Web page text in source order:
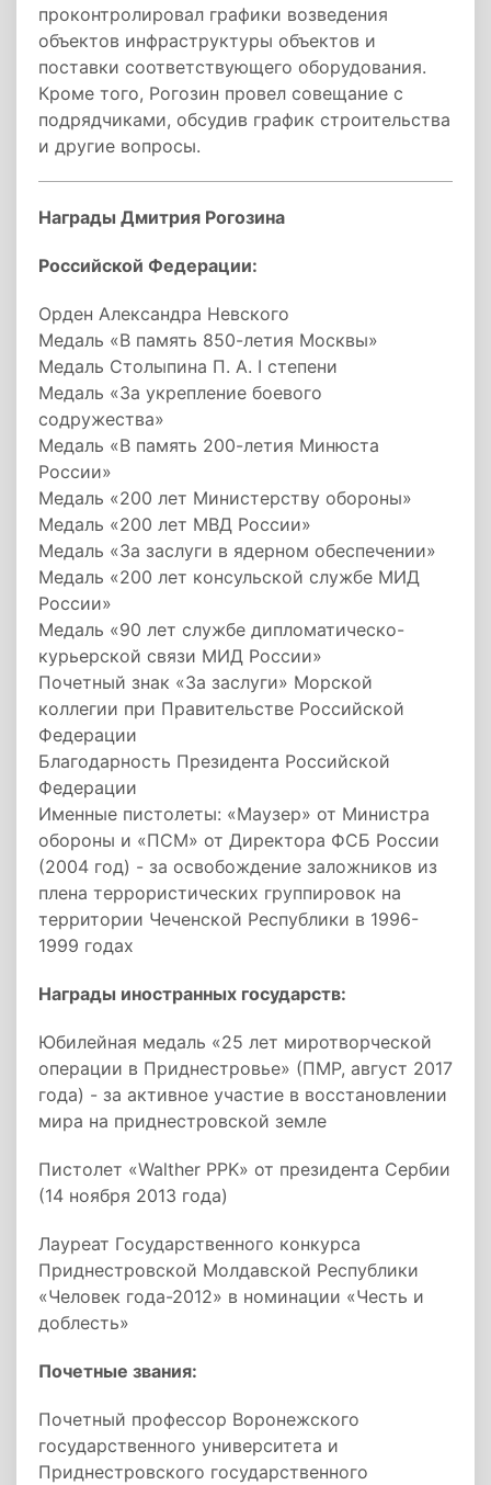
проконтролировал графики возведения
объектов инфраструктуры объектов и
поставки соответствующего оборудования.
Кроме того, Рогозин провел совещание с
подрядчиками, обсудив график строительства
и другие вопросы.
Награды Дмитрия Рогозина
Российской Федерации:
Орден Александра Невского
Медаль «В память 850-летия Москвы»
Медаль Столыпина П. А. I степени
Медаль «За укрепление боевого
содружества»
Медаль «В память 200-летия Минюста
России»
Медаль «200 лет Министерству обороны»
Медаль «200 лет МВД России»
Медаль «За заслуги в ядерном обеспечении»
Медаль «200 лет консульской службе МИД
России»
Медаль «90 лет службе дипломатическо-
курьерской связи МИД России»
Почетный знак «За заслуги» Морской
коллегии при Правительстве Российской
Федерации
Благодарность Президента Российской
Федерации
Именные пистолеты: «Маузер» от Министра
обороны и «ПСМ» от Директора ФСБ России
(2004 год) - за освобождение заложников из
плена террористических группировок на
территории Чеченской Республики в 1996-
1999 годах
Награды иностранных государств:
Юбилейная медаль «25 лет миротворческой
операции в Приднестровье» (ПМР, август 2017
года) - за активное участие в восстановлении
мира на приднестровской земле
Пистолет «Walther PPK» от президента Сербии
(14 ноября 2013 года)
Лауреат Государственного конкурса
Приднестровской Молдавской Республики
«Человек года-2012» в номинации «Честь и
доблесть»
Почетные звания:
Почетный профессор Воронежского
государственного университета и
Приднестровского государственного